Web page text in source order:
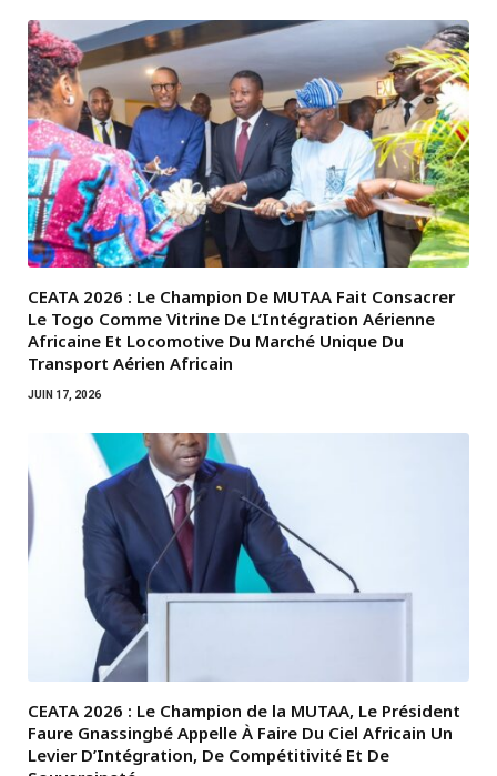
CEATA 2026 : Le Champion De MUTAA Fait Consacrer
Le Togo Comme Vitrine De L’Intégration Aérienne
Africaine Et Locomotive Du Marché Unique Du
Transport Aérien Africain
JUIN 17, 2026
CEATA 2026 : Le Champion de la MUTAA, Le Président
Faure Gnassingbé Appelle À Faire Du Ciel Africain Un
Levier D’Intégration, De Compétitivité Et De